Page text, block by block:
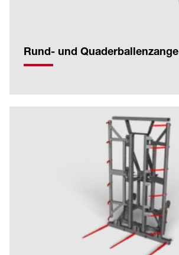
Rund- und Quaderballenzange